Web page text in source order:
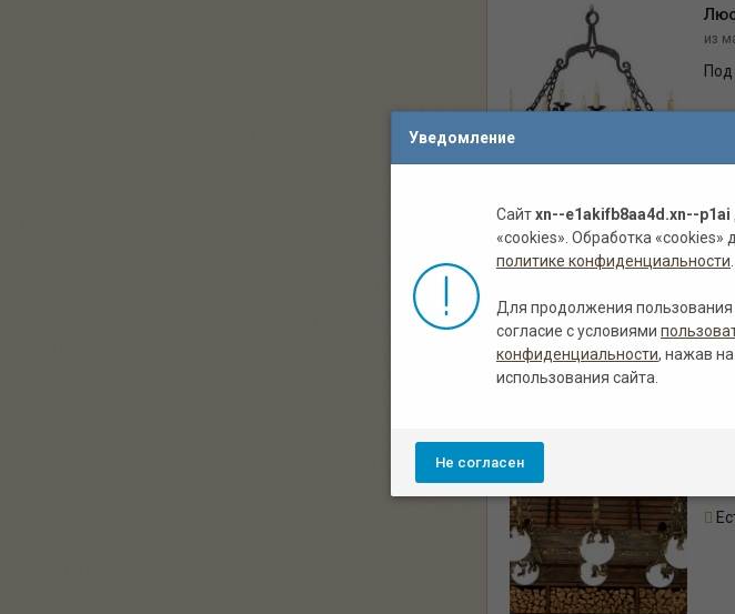
из
Под
из
Уведомление
Сайтxn--e1akifb8aa4d.xn--p1ai
«cookies». Обработка «cookies»
политике конфиденциальности
Для продолжения
согласие с условиями
конфиденциальности, нажав на
использования сайта.
Не согласен